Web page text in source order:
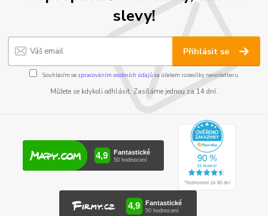
slevy!
Přihlásit se
Souhlasím se zpracováním osobních údajůza účelem rozesílky newsletteru.
Můžete se kdykoli odhlásit. Zasíláme jednou za 14 dní.